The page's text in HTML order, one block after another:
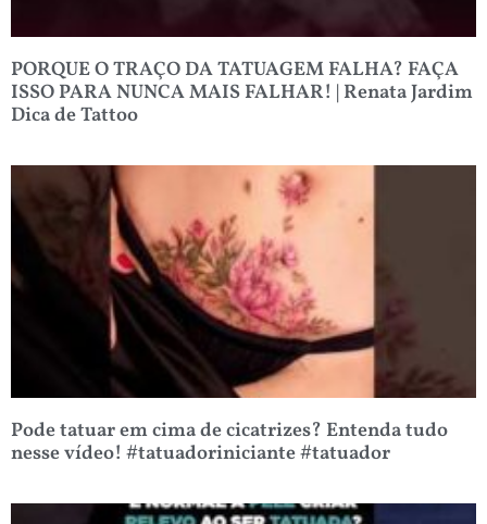
PORQUE O TRAÇO DA TATUAGEM FALHA? FAÇA
ISSO PARA NUNCA MAIS FALHAR! | Renata Jardim
Dica de Tattoo
Pode tatuar em cima de cicatrizes? Entenda tudo
nesse vídeo! #tatuadoriniciante #tatuador